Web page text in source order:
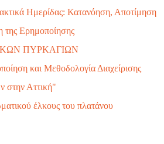
Ημερίδας: Κατανόηση, Αποτίμηση
Ερημοποίησης
ΠΥΡΚΑΓΙΩΝ
και Μεθοδολογία Διαχείρισης
στην Αττική"
έλκους του πλατάνου